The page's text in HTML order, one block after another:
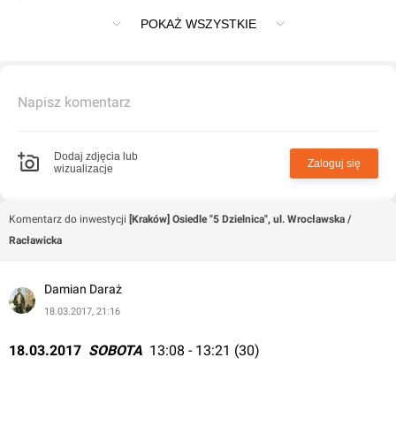
2 pokojowe: 38m2 - 45m2
Lokale usługowo handlowe na parterze budynku
Wysoki Standard
POKAŻ WSZYSTKIE
Napisz komentarz
Dodaj zdjęcia lub
wizualizacje
Zaloguj się
Komentarz do inwestycji [Kraków] Osiedle "5 Dzielnica", ul. Wrocławska /
Racławicka
Damian Daraż
18.03.2017, 21:16
18.03.2017 SOBOTA 13:08 - 13:21 (30)